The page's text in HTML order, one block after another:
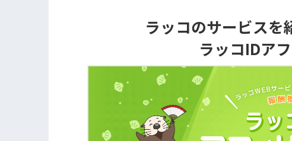
ラッコのサービスを
ラッコIDア